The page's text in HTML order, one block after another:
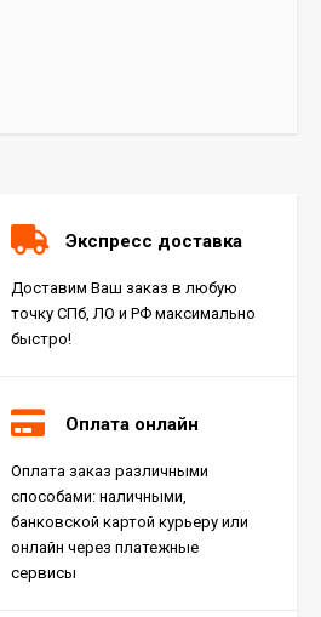
Экспресс доставка
Доставим Ваш заказ в любую
точку СПб, ЛО и РФ максимально
быстро!
Оплата онлайн
Оплата заказ различными
способами: наличными,
банковской картой курьеру или
онлайн через платежные
сервисы
Керамогранит Italon
Charme Extra Silver Ret
60x120, 610010001196